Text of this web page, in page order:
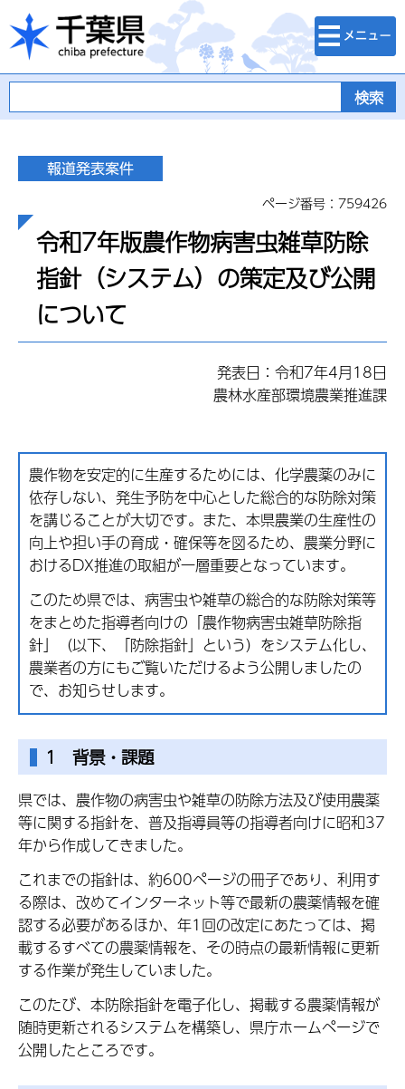
千葉県
検索・メニュ
ー
ページ番号：759426
令和7年版農作物病害虫雑草防除
指針（システム）の策定及び公開
について
発表日：令和7年4月18日
農林水産部環境農業推進課
農作物を安定的に生産するためには、化学農薬のみに
依存しない、発生予防を中心とした総合的な防除対策
を講じることが大切です。また、本県農業の生産性の
向上や担い手の育成・確保等を図るため、農業分野に
おけるDX推進の取組が一層重要となっています。
このため県では、病害虫や雑草の総合的な防除対策等
をまとめた指導者向けの「農作物病害虫雑草防除指
針」（以下、「防除指針」という）をシステム化し、
農業者の方にもご覧いただけるよう公開しましたの
で、お知らせします。
1 背景・課題
県では、農作物の病害虫や雑草の防除方法及び使用農薬
等に関する指針を、普及指導員等の指導者向けに昭和37
年から作成してきました。
これまでの指針は、約600ページの冊子であり、利用す
る際は、改めてインターネット等で最新の農薬情報を確
認する必要があるほか、年1回の改定にあたっては、掲
載するすべての農薬情報を、その時点の最新情報に更新
する作業が発生していました。
このたび、本防除指針を電子化し、掲載する農薬情報が
随時更新されるシステムを構築し、県庁ホームページで
公開したところです。